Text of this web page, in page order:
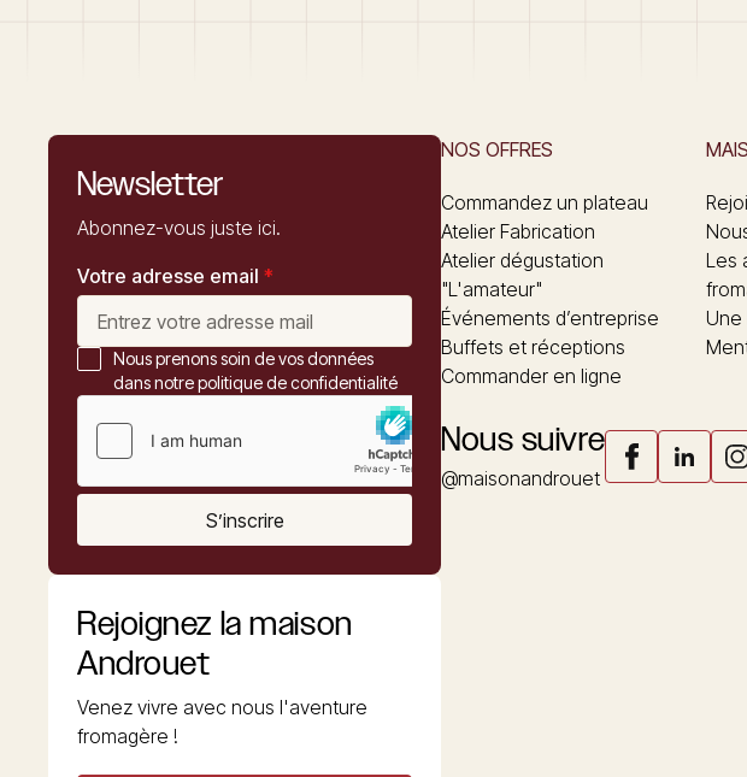
Newsletter
Abonnez-vous juste ici.
Votre adresse email *
Nous prenons soin de vos données
dans notre politique de confidentialité
S’inscrire
Rejoignez la maison
Androuet
Venez vivre avec nous l'aventure
fromagère !
NOS OFFRES
Commandez un plateau
Atelier Fabrication
Atelier dégustation
"L'amateur"
Événements d’entreprise
Buffets et réceptions
Commander en ligne
Les
Nous suivre
@maisonandrouet